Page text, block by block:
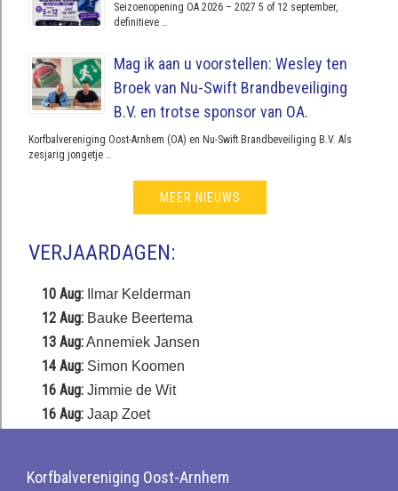
Seizoenopening OA 2026 – 2027 5 of 12 september,
definitieve …
Mag ik aan u voorstellen: Wesley ten
Broek van Nu-Swift Brandbeveiliging
B.V. en trotse sponsor van OA.
Korfbalvereniging Oost-Arnhem (OA) en Nu-Swift Brandbeveiliging B.V. Als
zesjarig jongetje …
MEER NIEUWS
VERJAARDAGEN:
10 Aug: Ilmar Kelderman
12 Aug: Bauke Beertema
13 Aug:Annemiek Jansen
14 Aug: Simon Koomen
16 Aug: Jimmie de Wit
16 Aug: Jaap Zoet
Korfbalvereniging Oost-Arnhem